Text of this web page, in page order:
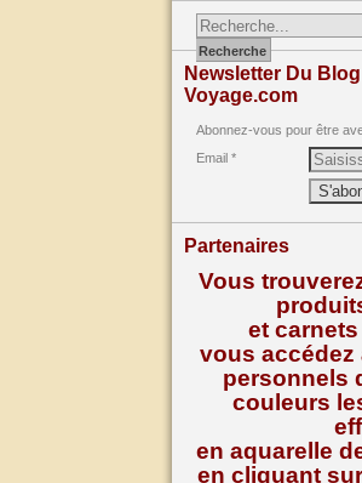
Newsletter Du
Voyage.com
Abonnez-vous pour être
Email
Partenaires
Vous
et
vous accédez
personnels
couleurs
en aquarelle
en cliquant